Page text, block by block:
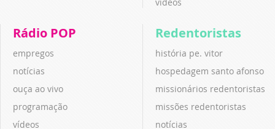
vídeos
Rádio POP
empregos
notícias
ouça ao vivo
programação
vídeos
Redentoristas
história pe. vitor
hospedagem santo afonso
missionários redentoristas
missões redentoristas
notícias